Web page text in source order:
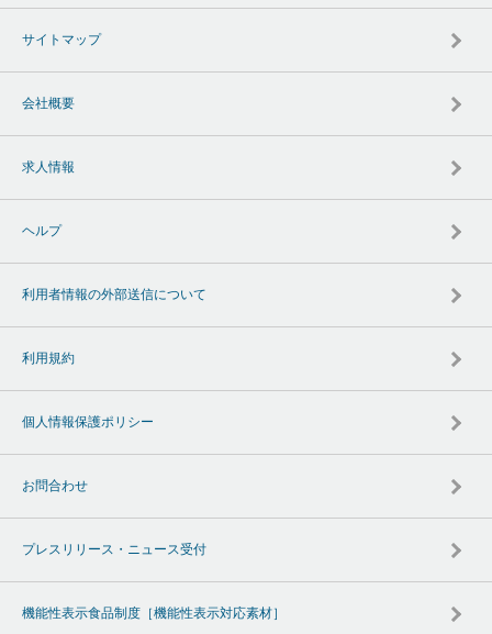
サイトマップ
会社概要
求人情報
ヘルプ
利用者情報の外部送信について
利用規約
個人情報保護ポリシー
お問合わせ
プレスリリース・ニュース受付
機能性表示食品制度［機能性表示対応素材］